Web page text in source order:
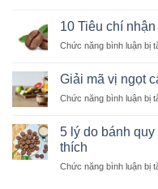
10 Tiêu chí
Chức năng bình luận bị
Giải mã vị ngọt
Chức năng bình luận bị
5 lý do bánh
thích
Chức năng bình luận bị